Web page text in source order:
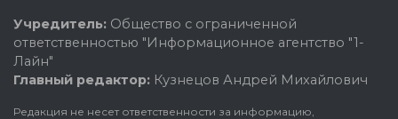
Учредитель: Общество с ограниченной
ответственностью "Информационное агентство "1-
Лайн"
Главный редактор: Кузнецов Андрей Михайлович
Редакция не несет ответственности за информацию,